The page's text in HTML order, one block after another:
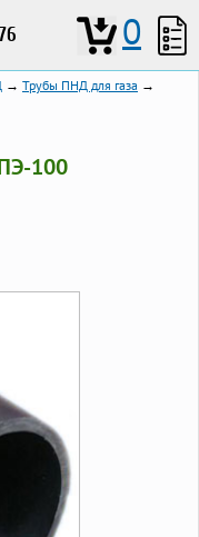
0
→ Трубы ПНД для газа →
100